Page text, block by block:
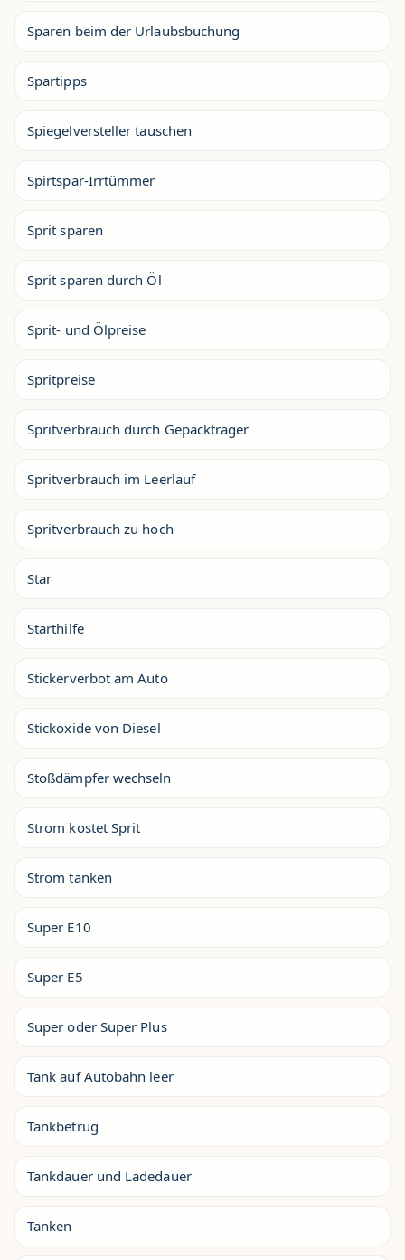
Sparen beim der Urlaubsbuchung
Spartipps
Spiegelversteller tauschen
Spirtspar-Irrtümmer
Sprit sparen
Sprit sparen durch Öl
Sprit- und Ölpreise
Spritpreise
Spritverbrauch durch Gepäckträger
Spritverbrauch im Leerlauf
Spritverbrauch zu hoch
Star
Starthilfe
Stickerverbot am Auto
Stickoxide von Diesel
Stoßdämpfer wechseln
Strom kostet Sprit
Strom tanken
Super E10
Super E5
Super oder Super Plus
Tank auf Autobahn leer
Tankbetrug
Tankdauer und Ladedauer
Tanken